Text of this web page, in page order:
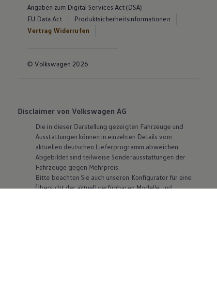
Angaben zum Digital Services Act (DSA)
EU Data Act
Produktsicherheitsinformationen
Vertrag Widerrufen
© Volkswagen 2026
Disclaimer von Volkswagen AG
Die in dieser Darstellung gezeigten Fahrzeuge und
Ausstattungen können in einzelnen Details vom
aktuellen deutschen Lieferprogramm abweichen.
Abgebildet sind teilweise Sonderausstattungen der
Fahrzeuge gegen Mehrpreis.
Bitte beachten Sie auch unseren Konfigurator für eine
Übersicht der aktuell verfügbaren Modelle und